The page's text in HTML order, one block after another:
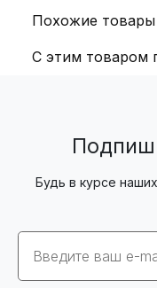
С этим товаром
Похожие товары
Будь в курсе
Email